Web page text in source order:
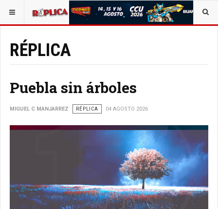
ESTÁ AQUÍ:
RÉPLICA
Puebla sin árboles
MIGUEL C MANJARREZ RÉPLICA 04 AGOSTO 2026